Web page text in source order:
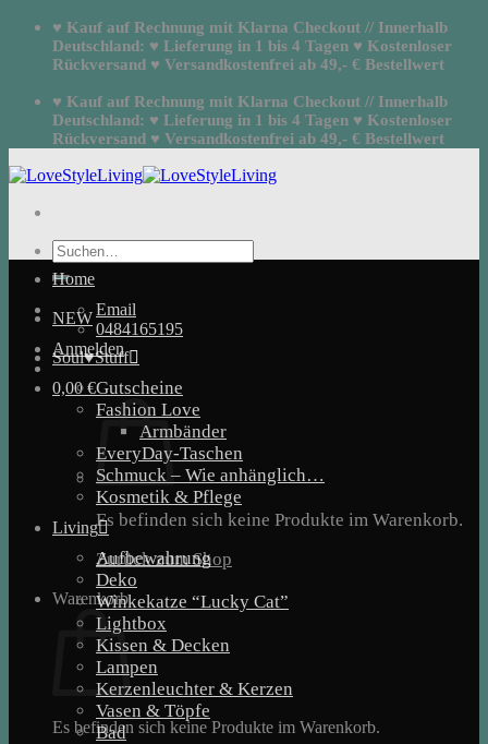
Zum
springen
♥ Kauf auf Rechnung mit Klarna Checkout // Innerhalb
Deutschland: ♥ Lieferung in 1 bis 4 Tagen ♥ Kostenloser
Rückversand ♥ Versandkostenfrei ab 49,- € Bestellwert
♥ Kauf auf Rechnung mit Klarna Checkout // Innerhalb
Deutschland: ♥ Lieferung in 1 bis 4 Tagen ♥ Kostenloser
Rückversand ♥ Versandkostenfrei ab 49,- € Bestellwert
Suchen
nach:
Email
0484165195
Anmelden
0,00€
Es befinden sich keine Produkte im Warenkorb.
Zurück zum Shop
Warenkorb
Es befinden sich keine Produkte im Warenkorb.
Home
NEW
Soul♥Stuff
Gutscheine
Fashion Love
Armbänder
EveryDay-Taschen
Schmuck – Wie anhänglich…
Kosmetik & Pflege
Living
Aufbewahrung
Deko
Winkekatze “Lucky Cat”
Lightbox
Kissen & Decken
Lampen
Kerzenleuchter & Kerzen
Vasen & Töpfe
Bad